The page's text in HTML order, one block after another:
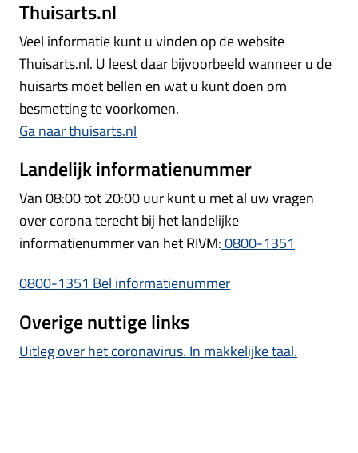
Thuisarts.nl
Veel informatie kunt u vinden op de website
Thuisarts.nl. U leest daar bijvoorbeeld wanneer u de
huisarts moet bellen en wat u kunt doen om
besmetting te voorkomen.
Ga naar thuisarts.nl
Landelijk informatienummer
Van 08:00 tot 20:00 uur kunt u met al uw vragen
over corona terecht bij het landelijke
informatienummer van het RIVM:0800-1351
0800-1351 Bel informatienummer
Overige nuttige links
Uitleg over het coronavirus. In makkelijke taal.